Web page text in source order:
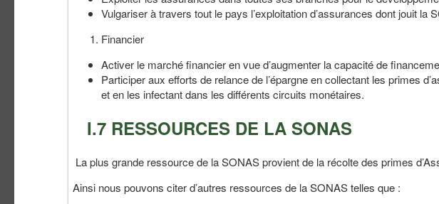
Vulgariser à travers tout le pays l’exploitation d’assurances dont jouit la
Financier
Activer le marché financier en vue d’augmenter la capacité de
Participer aux efforts de relance de l’épargne en collectant les primes
et en les infectant dans les différents circuits monétaires.
I.7 RESSOURCES DE LA SONAS
La plus grande ressource de la SONAS provient de la récolte des primes
Ainsi nous pouvons citer d’autres ressources de la SONAS telles que :